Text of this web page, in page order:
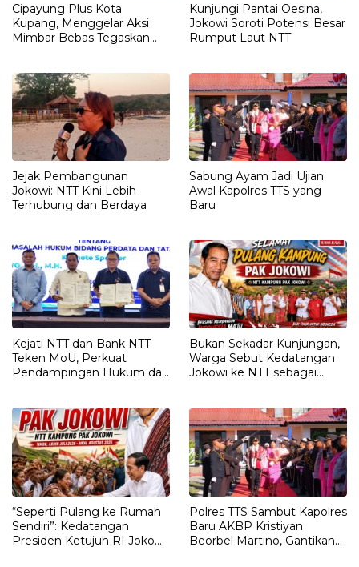
Cipayung Plus Kota
Kupang, Menggelar Aksi
Mimbar Bebas Tegaskan
Kepada JOKO WIDODO
Kunjungi Pantai Oesina,
Jokowi Soroti Potensi Besar
Rumput Laut NTT
Jejak Pembangunan
Jokowi: NTT Kini Lebih
Terhubung dan Berdaya
Sabung Ayam Jadi Ujian
Awal Kapolres TTS yang
Baru
Kejati NTT dan Bank NTT
Teken MoU, Perkuat
Pendampingan Hukum dan
Bukan Sekadar Kunjungan,
Warga Sebut Kedatangan
Jokowi ke NTT sebagai
“Seperti Pulang ke Rumah
Sendiri”: Kedatangan
Presiden Ketujuh RI Joko
Polres TTS Sambut Kapolres
Baru AKBP Kristiyan
Beorbel Martino, Gantikan